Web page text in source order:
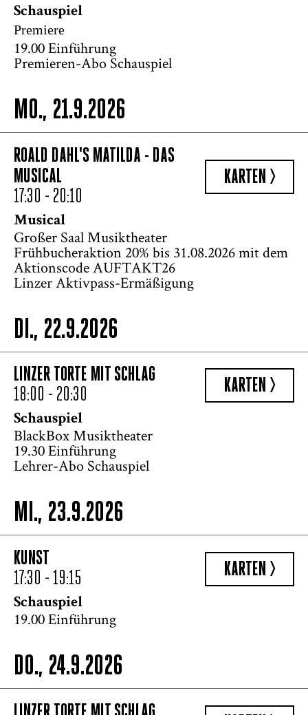
Schauspiel
Premiere
19.00 Einführung
Premieren-Abo Schauspiel
MO., 21.9.2026
ROALD DAHL'S MATILDA - DAS
MUSICAL
17:30 - 20:10
KARTEN >
Musical
Großer Saal Musiktheater
Frühbucheraktion 20% bis 31.08.2026 mit dem
Aktionscode AUFTAKT26
Linzer Aktivpass-Ermäßigung
DI., 22.9.2026
LINZER TORTE MIT SCHLAG
18:00 - 20:30
KARTEN >
Schauspiel
BlackBox Musiktheater
19.30 Einführung
Lehrer-Abo Schauspiel
MI., 23.9.2026
KUNST
17:30 - 19:15
KARTEN >
Schauspiel
19.00 Einführung
DO., 24.9.2026